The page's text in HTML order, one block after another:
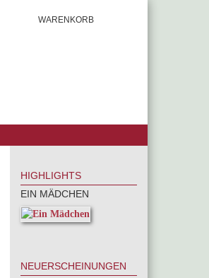
WARENKORB
HIGHLIGHTS
EIN MÄDCHEN
NEUERSCHEINUNGEN